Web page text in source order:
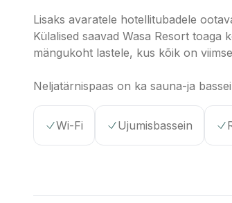
Lisaks avaratele hotellitubadele
Külalised saavad Wasa Resort
mängukoht lastele, kus kõik on
Neljatärnispaas on ka sauna-ja
Wi-Fi Ujumisbassein